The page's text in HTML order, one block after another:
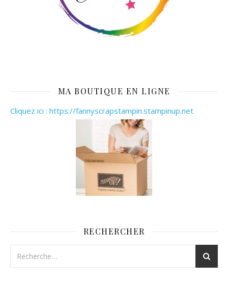
MA BOUTIQUE EN LIGNE
Cliquez ici : https://fannyscrapstampin.stampinup.net
RECHERCHER